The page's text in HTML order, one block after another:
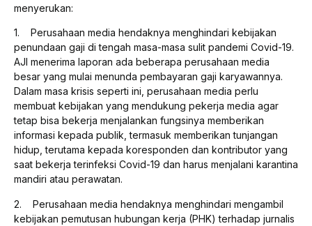
menyerukan:
1. Perusahaan media hendaknya menghindari kebijakan
penundaan gaji di tengah masa-masa sulit pandemi Covid-19.
AJI menerima laporan ada beberapa perusahaan media
besar yang mulai menunda pembayaran gaji karyawannya.
Dalam masa krisis seperti ini, perusahaan media perlu
membuat kebijakan yang mendukung pekerja media agar
tetap bisa bekerja menjalankan fungsinya memberikan
informasi kepada publik, termasuk memberikan tunjangan
hidup, terutama kepada koresponden dan kontributor yang
saat bekerja terinfeksi Covid-19 dan harus menjalani karantina
mandiri atau perawatan.
2. Perusahaan media hendaknya menghindari mengambil
kebijakan pemutusan hubungan kerja (PHK) terhadap jurnalis